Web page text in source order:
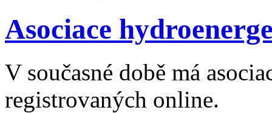
Asociace
V současné době má
registrovaných online.